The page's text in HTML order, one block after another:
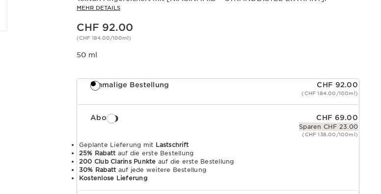
MEHR DETAILS
Aktueller Preis CHF 92.00
CHF 92.00
(CHF 184.00/100ml)
50 ml
Einmalige Bestellung CHF 92.00
(CHF 184.00/100ml)
Abo CHF 69.00
Sparen CHF 23.00
(CHF 138.00/100ml)
Geplante Lieferung mit Lastschrift
25% Rabatt auf die erste Bestellung
200 Club Clarins Punkte auf die erste Bestellung
30% Rabatt auf jede weitere Bestellung
Kostenlose Lieferung
Wählen Sie die Laufzeit des Abonnements